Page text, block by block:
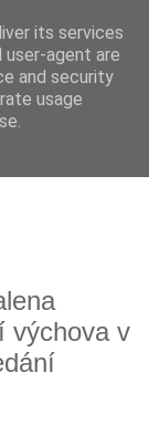
výchova v
its services
user-agent are
and security
usage